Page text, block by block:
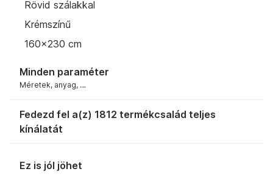
Rövid szálakkal
Krémszínű
160x230 cm
Minden paraméter
Méretek, anyag, …
Fedezd fel a(z) 1812 termékcsalád teljes
kínálatát
Ez is jól jöhet